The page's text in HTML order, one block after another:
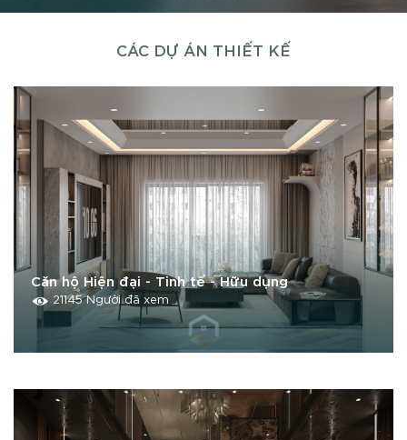
CÁC DỰ ÁN THIẾT KẾ
Căn hộ Hiện đại - Tinh tế - Hữu dụng
21145 Người đã xem